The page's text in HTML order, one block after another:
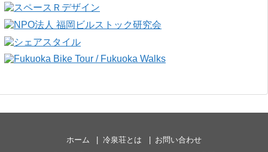
ホーム 冷泉荘とは
お問い合わせ